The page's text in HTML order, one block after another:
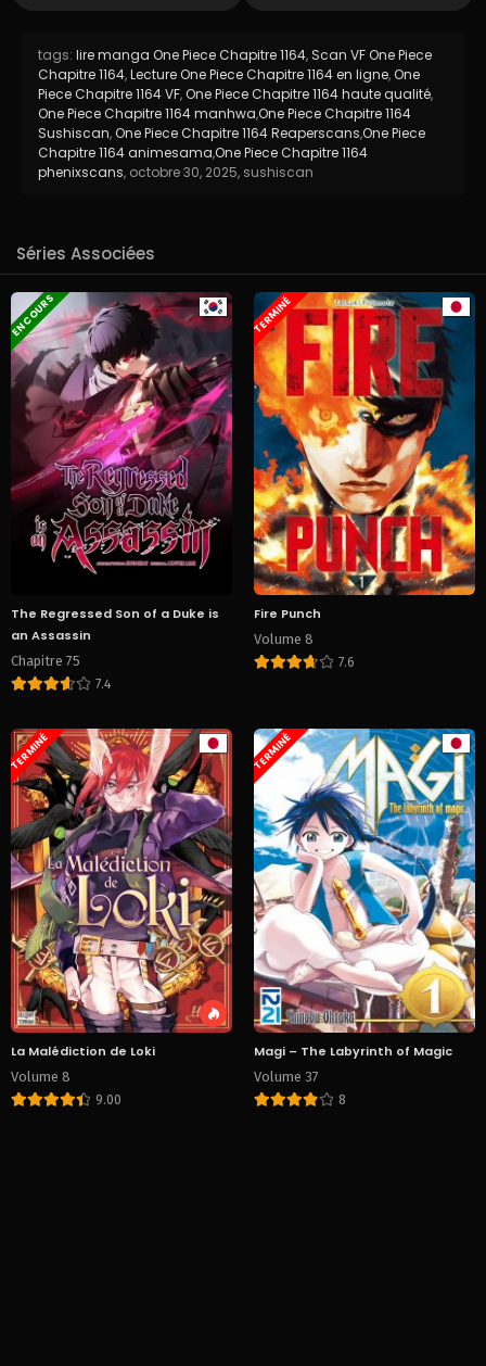
tags: lire manga One Piece Chapitre 1164, Scan VF One Piece
Chapitre 1164,Lecture One Piece Chapitre 1164 en ligne, One
Piece Chapitre 1164 VF, One Piece Chapitre 1164 haute qualité,
One Piece Chapitre 1164 manhwa,One Piece Chapitre 1164
Sushiscan, One Piece Chapitre 1164 Reaperscans,One Piece
Chapitre 1164 animesama,One Piece Chapitre 1164
phenixscans, octobre 30, 2025, sushiscan
Séries Associées
EN COURS
The Regressed Son of a Duke is
an Assassin
Chapitre 75
7.4
TERMINÉ
Fire Punch
Volume 8
7.6
TERMINÉ
La Malédiction de Loki
Volume 8
9.00
TERMINÉ
Magi – The Labyrinth of Magic
Volume 37
8